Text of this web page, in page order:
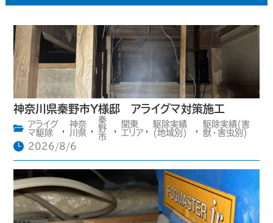
神奈川県秦野市Y様邸 アライグマ対策施工
アライグ
マ駆除
,
神奈
川県 ,
秦
野
市
,
関東
エリア ,
駆除実績
(地域別)
,
駆除実績(害
獣・害虫別)
2026/8/6